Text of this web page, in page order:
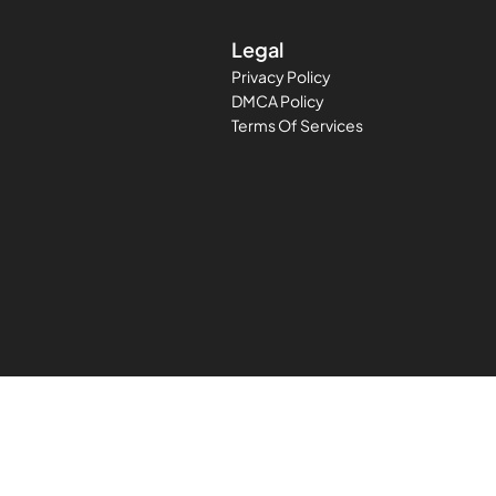
Legal
Privacy Policy
DMCA Policy
Terms Of Services